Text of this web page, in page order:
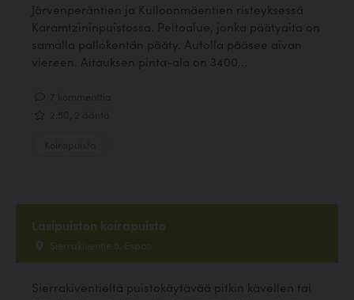
Järvenperäntien ja Kulloonmäentien risteyksessä
Karamtzininpuistossa. Peltoalue, jonka päätyaita on
samalla pallokentän pääty. Autolla pääsee aivan
viereen. Aitauksen pinta-ala on 3400...
Lasipuiston koirapuisto
Sierrakiventie 5, Espoo
Sierrakiventieltä puistokäytävää pitkin kävellen tai